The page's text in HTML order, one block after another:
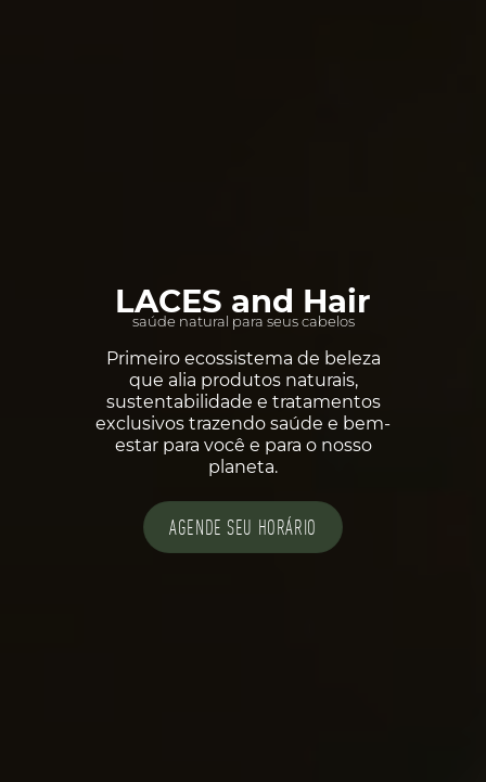
LACES and Hair
saúde natural para seus cabelos
Primeiro ecossistema de beleza
que alia produtos naturais,
sustentabilidade e tratamentos
exclusivos trazendo saúde e bem-
estar para você e para o nosso
planeta.
AGENDE SEU HORÁRIO